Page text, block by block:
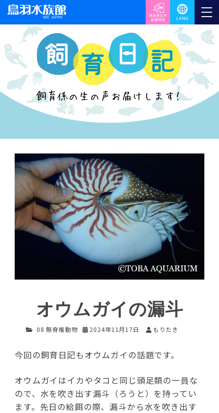
オウムガイの漏斗
08 無脊椎動物 2024年11月17日 もりたき
今回の飼育日記もオウムガイの話題です。
オウムガイはイカやタコと同じ頭足類の一員な
ので、水を吹き出す漏斗（ろうと）を持ってい
ます。先日の給餌の際、漏斗から水を吹き出す